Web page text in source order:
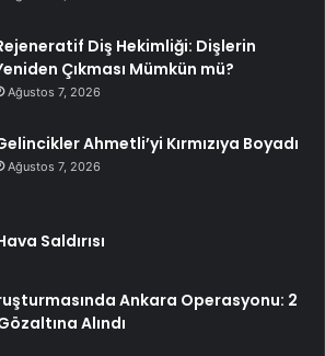
Diş Hekimliği: Dişlerin
Çıkması Mümkün mü?
Ağustos 7, 2026
Ahmetli’yi Kırmızıya Boyadı
Ağustos 7, 2026
Saldırısı
Ankara Operasyonu: 2
Alındı